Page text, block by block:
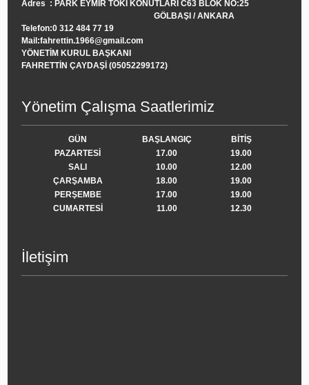
Adres : PARK EYMİR TOKİ KONUTLARI C63 BLOK NO:25
GÖLBAŞI / ANKARA
Telefon:0 312 484 77 19
Mail:fahrettin.1966@gmail.com
YÖNETİM KURUL BAŞKANI
FAHRETTİN ÇAYDAŞİ (05052299172)
Yönetim Çalışma Saatlerimiz
GÜN BAŞLANGIÇ
BİTİŞ
PAZARTESİ
17.00
19.00
SALI
10.00
12.00
ÇARŞAMBA
18.00
19.00
PERŞEMBE
17.00
19.00
CUMARTESİ
11.00 12.30
İletişim